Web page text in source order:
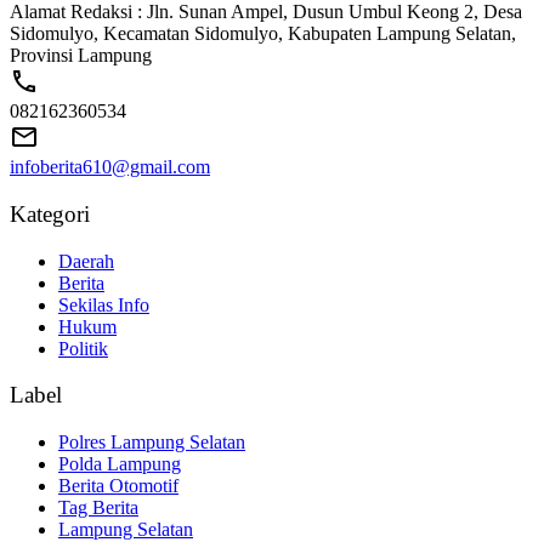
Alamat Redaksi : Jln. Sunan Ampel, Dusun Umbul Keong 2, Desa
Sidomulyo, Kecamatan Sidomulyo, Kabupaten Lampung Selatan,
Provinsi Lampung
082162360534
infoberita610@gmail.com
Kategori
Daerah
Berita
Sekilas Info
Hukum
Politik
Label
Polres Lampung Selatan
Polda Lampung
Berita Otomotif
Tag Berita
Lampung Selatan